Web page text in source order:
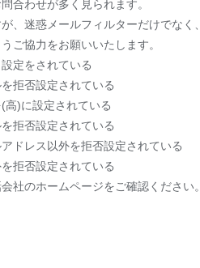
合わせが多く見られます。
、迷惑メールフィルターだけでなく、
ご協力をお願いいたします。
定をされている
拒否設定されている
)に設定されている
拒否設定されている
ドレス以外を拒否設定されている
拒否設定されている
社のホームページをご確認ください。